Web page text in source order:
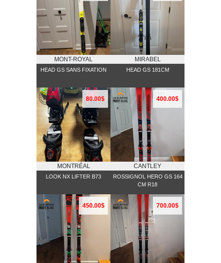
MONT-ROYAL
HEAD GS SANS FIXATION
MIRABEL
HEAD GS 181CM
80.00$
MONTRÉAL
LOOK NX LIFTER B73
400.00$
CANTLEY
ROSSIGNOL HERO GS 164
CM R18
450.00$ 700.00$